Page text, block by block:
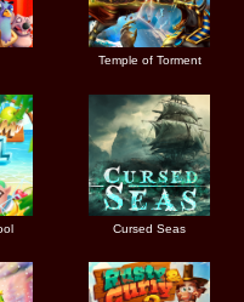
Temple of Torment
Cursed Seas